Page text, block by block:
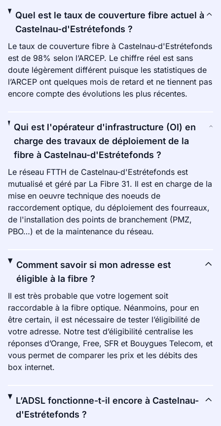
Quel est le taux de couverture fibre actuel à
Castelnau-d'Estrétefonds ?
Le taux de couverture fibre à Castelnau-d'Estrétefonds
est de 98% selon l’ARCEP. Le chiffre réel est sans
doute légèrement différent puisque les statistiques de
l’ARCEP ont quelques mois de retard et ne tiennent pas
encore compte des évolutions les plus récentes.
Qui est l'opérateur d'infrastructure (OI) en
charge des travaux de déploiement de la
fibre à Castelnau-d'Estrétefonds ?
Le réseau FTTH de Castelnau-d'Estrétefonds est
mutualisé et géré par La Fibre 31. Il est en charge de la
mise en oeuvre technique des noeuds de
raccordement optique, du déploiement des fourreaux,
de l'installation des points de branchement (PMZ,
PBO…) et de la maintenance du réseau.
Comment savoir si mon adresse est
éligible à la fibre ?
Il est très probable que votre logement soit
raccordable à la fibre optique. Néanmoins, pour en
être certain, il est nécessaire de tester l’éligibilité de
votre adresse. Notre test d’éligibilité centralise les
réponses d’Orange, Free, SFR et Bouygues Telecom, et
vous permet de comparer les prix et les débits des
box internet.
L’ADSL fonctionne-t-il encore à Castelnau-
d'Estrétefonds ?